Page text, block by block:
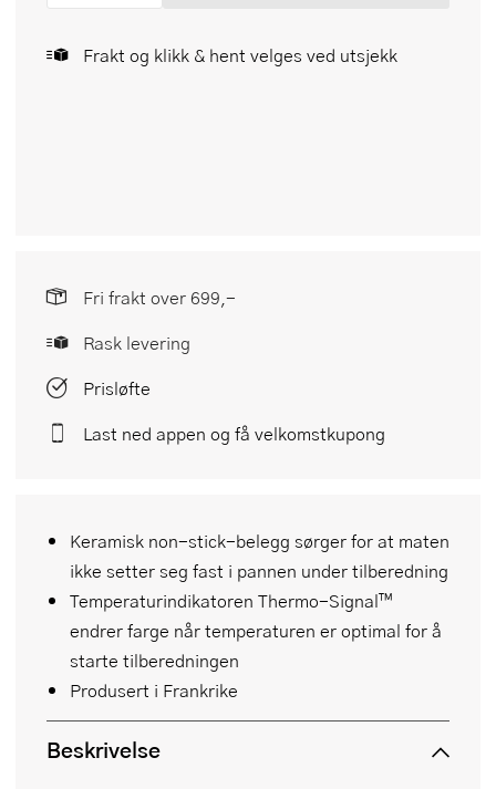
Frakt og klikk & hent velges ved utsjekk
Keramisk non-stick-belegg sørger for at maten
ikke setter seg fast i pannen under tilberedning
Temperaturindikatoren Thermo-Signal™
endrer farge når temperaturen er optimal for å
starte tilberedningen
Produsert i Frankrike
Beskrivelse
Fri frakt over 699,-
Rask levering
Prisløfte
Last ned appen og få velkomstkupong